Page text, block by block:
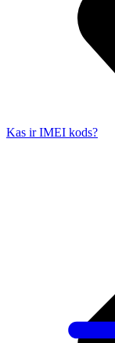
Kas ir IMEI kods?